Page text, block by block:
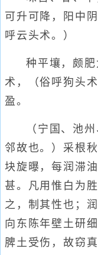
可升可降，阳中
呼云头术。）
种平壤，颇
术，（俗呼狗头
盈。
（宁国、池
邻故也。）采根
块旋曝，每润滞
甚。凡用惟白为
之，制其性也；
向东陈年壁土研
脾土受伤，故窃